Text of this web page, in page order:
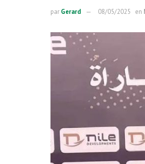
par Gerard 08/05/2025 en